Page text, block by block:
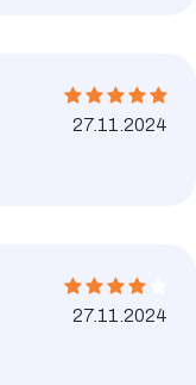
27.11.2024
27.11.2024